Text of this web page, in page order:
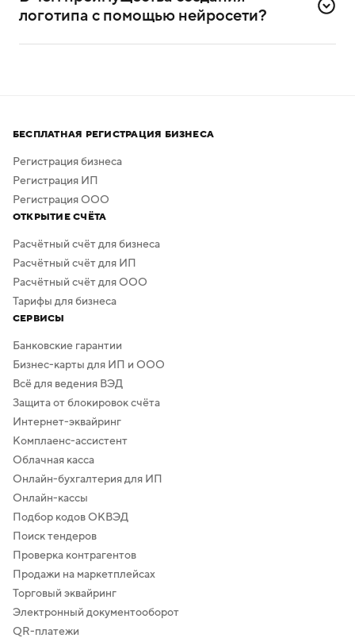
самостоятельного создания логотипов.
логотипа с помощью нейросети?
а скачать результат можно бесплатно в высоком
качестве. Дополнительная обработка не нужна —
в сервисе предусмотрено скачивание логотипа без
фона.
БЕСПЛАТНАЯ РЕГИСТРАЦИЯ БИЗНЕСА
Регистрация бизнеса
Регистрация ИП
Регистрация ООО
ОТКРЫТИЕ СЧЁТА
Расчётный счёт для бизнеса
Расчётный счёт для ИП
Расчётный счёт для ООО
Тарифы для бизнеса
СЕРВИСЫ
Банковские гарантии
Бизнес-карты для ИП и ООО
Всё для ведения ВЭД
Защита от блокировок счёта
Интернет-эквайринг
Комплаенс-ассистент
Облачная касса
Онлайн-бухгалтерия для ИП
Онлайн-кассы
Подбор кодов ОКВЭД
Поиск тендеров
Проверка контрагентов
Продажи на маркетплейсах
Торговый эквайринг
Электронный документооборот
QR-платежи